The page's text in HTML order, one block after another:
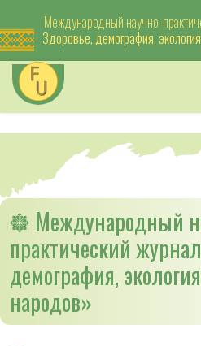
Международный научно-
Здоровье, демография,
Международный
практический
демография,
народов»